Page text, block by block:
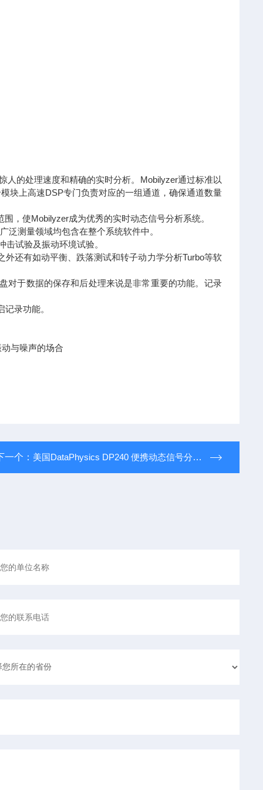
人的处理速度和精确的实时分析。Mobilyzer通过标准以
块上高速DSP专门负责对应的一组通道，确保通道数量
，使Mobilyzer成为优秀的实时动态信号分析系统。
泛测量领域均包含在整个系统软件中。
试验及振动环境试验。
还有如动平衡、跌落测试和转子动力学分析Turbo等软
对于数据的保存和后处理来说是非常重要的功能。记录
录功能。
与噪声的场合
一个： 美国DataPhysics DP240 便携动态信号分析仪